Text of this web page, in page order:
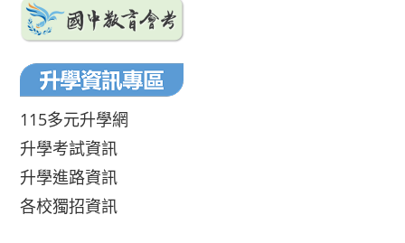
115多元升學網
升學考試資訊
升學進路資訊
各校獨招資訊